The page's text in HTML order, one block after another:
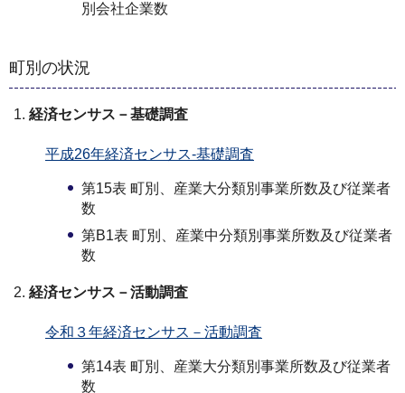
別会社企業数
町別の状況
経済センサス－基礎調査
平成26年経済センサス-基礎調査
第15表 町別、産業大分類別事業所数及び従業者
数
第B1表 町別、産業中分類別事業所数及び従業者
数
経済センサス－活動調査
令和３年経済センサス－活動調査
第14表 町別、産業大分類別事業所数及び従業者
数